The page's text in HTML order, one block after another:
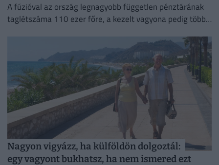
A fúzióval az ország legnagyobb független pénztárának
taglétszáma 110 ezer főre, a kezelt vagyona pedig több
Nagyon vigyázz, ha külföldön dolgoztál:
egy vagyont bukhatsz, ha nem ismered ezt